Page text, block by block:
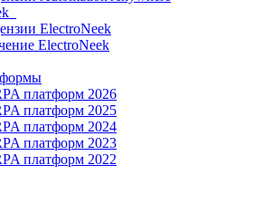
ElectroNeek
ElectroNeek
платформ 2026
платформ 2025
платформ 2024
платформ 2023
платформ 2022